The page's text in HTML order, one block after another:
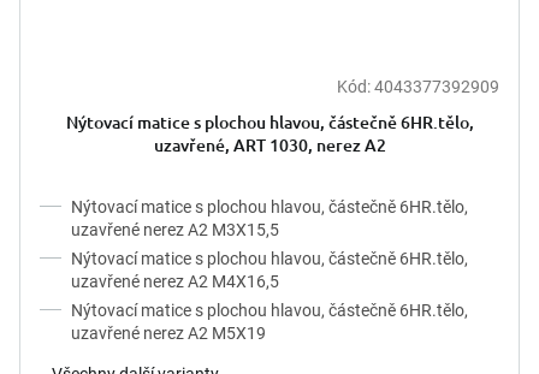
Kód:4043377392909
Nýtovací matice s plochou hlavou, částečně 6HR.tělo,
uzavřené, ART 1030, nerez A2
Nýtovací matice s plochou hlavou, částečně 6HR.tělo,
uzavřené nerez A2 M3X15,5
Nýtovací matice s plochou hlavou, částečně 6HR.tělo,
uzavřené nerez A2 M4X16,5
Nýtovací matice s plochou hlavou, částečně 6HR.tělo,
uzavřené nerez A2 M5X19